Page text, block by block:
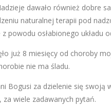
dawało również dobre
naturalnej terapii pod
z powodu osłabionego układu
już 8 miesięcy od choroby
nie ma śladu.
Bogusi za dzielenie się
za wiele zadawanych pytań.